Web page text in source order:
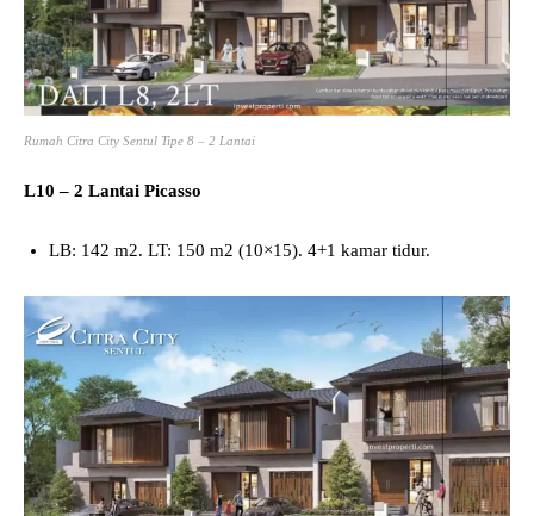
Rumah Citra City Sentul Tipe 8 – 2 Lantai
L10 – 2 Lantai Picasso
LB: 142 m2. LT: 150 m2 (10×15). 4+1 kamar tidur.